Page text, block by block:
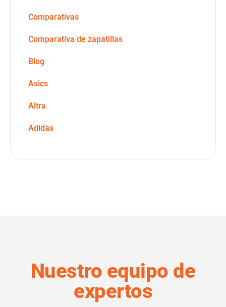
Comparativas
Comparativa de zapatillas
Blog
Asics
Altra
Adidas
Nuestro equipo de
expertos